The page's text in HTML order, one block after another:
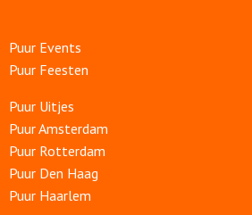
Puur Events
Puur Feesten
Puur Uitjes
Puur Amsterdam
Puur Rotterdam
Puur Den Haag
Puur Haarlem